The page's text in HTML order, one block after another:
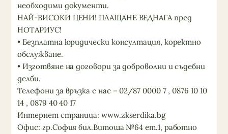
необходими документи.
НАЙ-ВИСОКИ ЦЕНИ! ПЛАЩАНЕ ВЕДНАГА пред
НОТАРИУС!
• Безплатна юридически консултация, коректно
обслужване.
• Изготвяне на договори за доброволни и съдебни
делби.
Телефони за връзка с нас – 02/87 0000 7 , 0876 10 10
14 , 0879 40 40 17
Интернет страница: www.zkserdika.bg
Офис: гр.София бил.Витоша №64 ет.1, работно